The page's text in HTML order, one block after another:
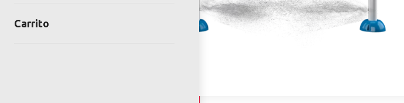
Carrito